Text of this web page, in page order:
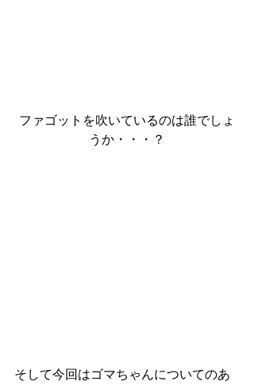
ファゴットを吹いているのは誰でしょ
うか・・・？
そして今回はゴマちゃんについてのあ